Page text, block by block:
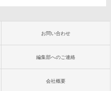
お問い合わせ
編集部へのご連絡
会社概要